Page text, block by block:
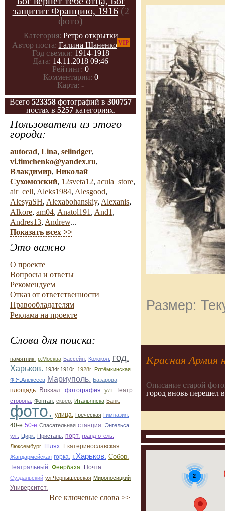
защитит Францию, 1916 (2
фото)
Категория: Ретро открытки
Автор поста: Галина ШаненкоVIP
Год съемки: 1914-1918
Дата: 14.11.2018 09:46
Рейтинг: 0
Комментарии: 0
Карта: -
Всего 523358 фотографий в 300757
постах в 5257категориях.
Пользователи из этого
города:
autocad, Lina, selindger,
vi.timchenko@yandex.ru,
Влакдимир, Николай
Сухомозский, 12sveta12, acula_store,
air_cell, Aleks1984, Alesgood,
AlesyaSH, Alexabohanskiy, Alexanis,
Alkore, am04, Anatol191 , And1 ,
Andres13, Andrew...
Показать всех >>
Это важно
О проекте
Вопросы и ответы
Рекомендуем
Отказ от ответственности
Правообладателям
Реклама на проекте
Слова для поиска:
памятник. р.Москва Бассейн. Колокол. год.
Харьков. 1934г.1910г. 1928г. Рлтёмкинская
Ф.Я.Алексеев Мариуполь. Базарова
площадь. Вокзал. фотография. ул. Театр.
сторона. Фонтан. сквер. Итальянска Банк.
фото. улица. Греческая Гимназия.
40-е 50-е Спасательная станция.
Энгельса
ул..
Цирк. Пристань. порт. гранд-отель.
Люксембург.
Шлях. Екатеринославская
Жандармейская горка. г.Харьков. Собор.
Театральный. Феербаха. Почта.
Суздальский ул.Чернышевская Мироносицкий
Университет.
Все ключевые слова >>
Размер:
Красная Армия
Описание старой
город вновь перешел
2